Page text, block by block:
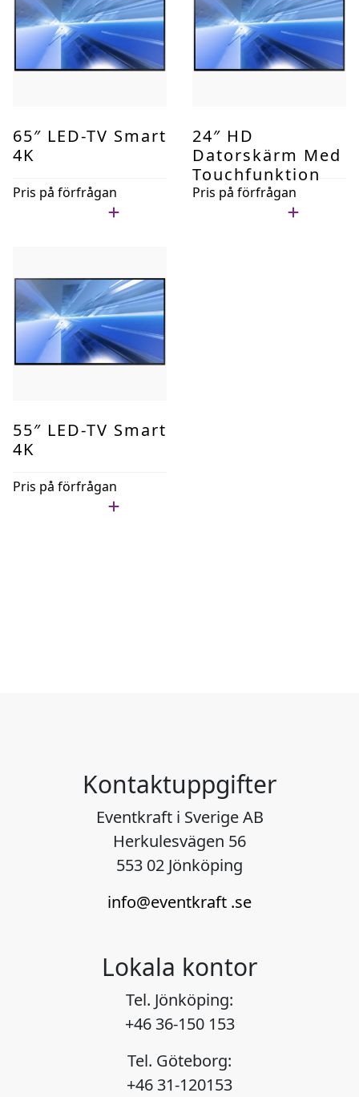
65″ LED-TV Smart
4K
Pris på förfrågan
24″ HD
Datorskärm Med
Touchfunktion
Pris på förfrågan
55″ LED-TV Smart
4K
Pris på förfrågan
Kontaktuppgifter
Eventkraft i Sverige AB
Herkulesvägen 56
553 02 Jönköping
info@eventkraft .se
Lokala kontor
Tel. Jönköping:
+46 36-150 153
Tel. Göteborg:
+46 31-120153